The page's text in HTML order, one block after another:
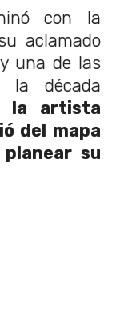
con la
aclamado
una de las
la década
la artista
del mapa
su